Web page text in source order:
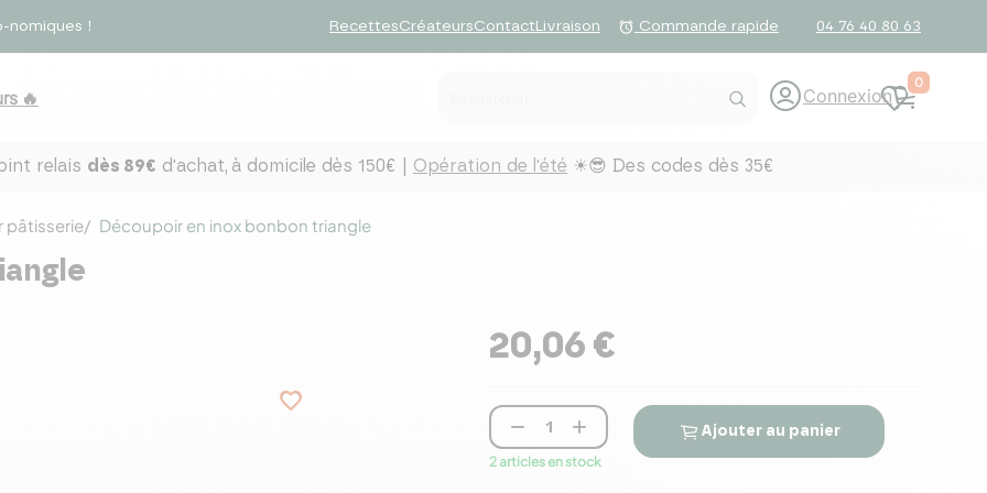
nomiques ! RecettesCréateursContactLivraison alarm Commande rapide 04 76 40 80 63
🔥 Connexion
0
relais dès 89€ d'achat, à domicile dès 150€ | Opération de l'été ☀😎 Des codes dès 35€
pâtisserie Découpoir en inox bonbon triangle
favorite_border
20,06 €
 
2 articles en stock
Ajouter au panier